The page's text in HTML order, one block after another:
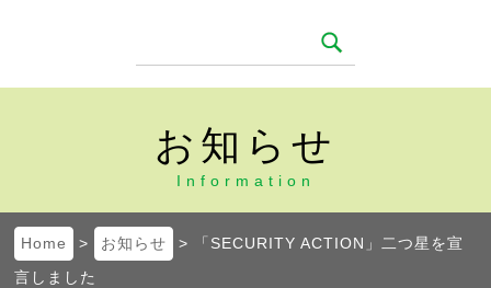
お知らせ
Information
Home > お知らせ
> 「SECURITY ACTION」二つ星を宣
言しました